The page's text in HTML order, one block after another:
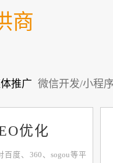
商
推广 微信开发/小程
优化
百度、360、sogou等平